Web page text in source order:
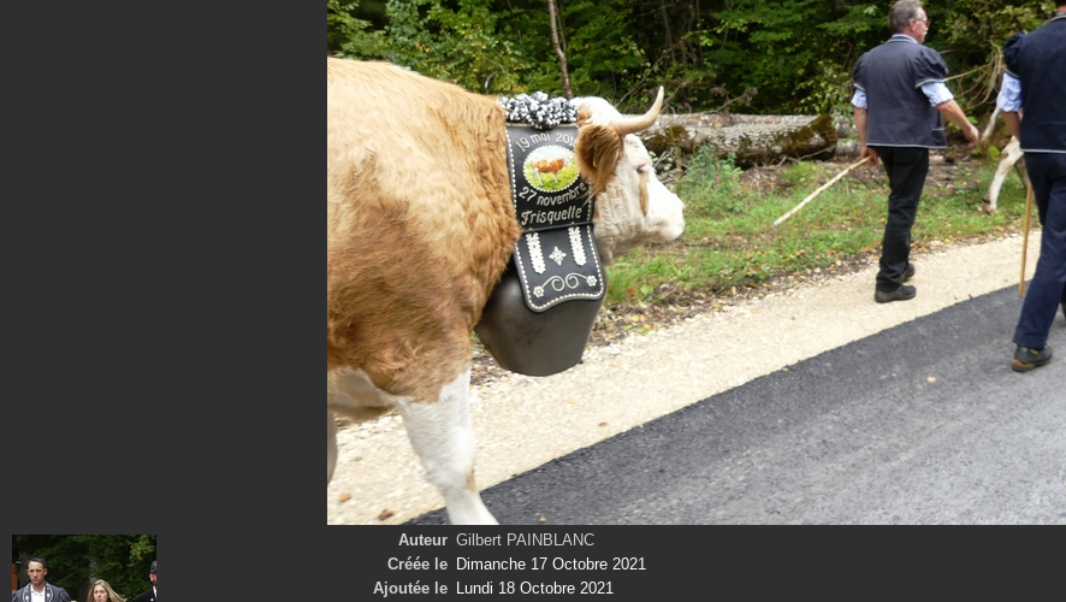
Auteur Gilbert PAINBLANC
Créée le Dimanche 17 Octobre 2021
Ajoutée le Lundi 18 Octobre 2021